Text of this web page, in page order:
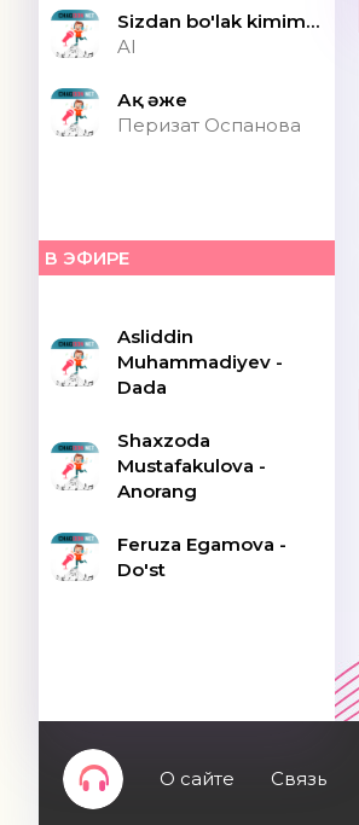
Sizdan bo'lak kimim bor ONA (Speed up)
AI
Ақ әже
Перизат Оспанова
В ЭФИРЕ
Asliddin
Muhammadiyev -
Dada
Shaxzoda
Mustafakulova -
Anorang
Feruza Egamova -
Do'st
О сайте Связь